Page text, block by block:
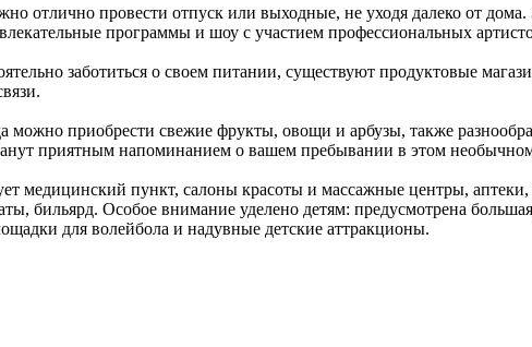
отлично провести отпуск или выходные, не уходя далеко от
программы и шоу с участием профессиональных
заботиться о своем питании, существуют продуктовые
можно приобрести свежие фрукты, овощи и арбузы, также
приятным напоминанием о вашем пребывании в этом необычном
медицинский пункт, салоны красоты и массажные центры,
бильярд. Особое внимание уделено детям: предусмотрена
для волейбола и надувные детские аттракционы.